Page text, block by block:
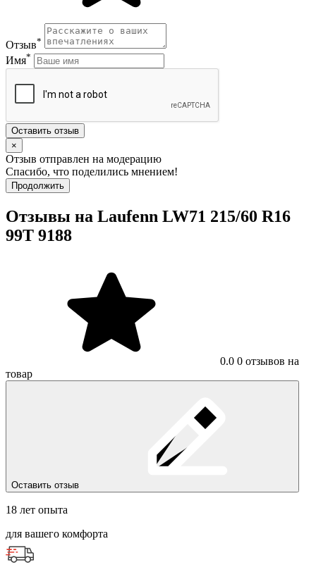
Отзыв*
Имя*
Оставить отзыв
×
Отзыв отправлен на модерацию
Спасибо, что поделились мнением!
Продолжить
Отзывы на Laufenn LW71 215/60 R16
99T 9188
0.0 0 отзывов на
товар
Оставить отзыв
18 лет опыта
для вашего комфорта